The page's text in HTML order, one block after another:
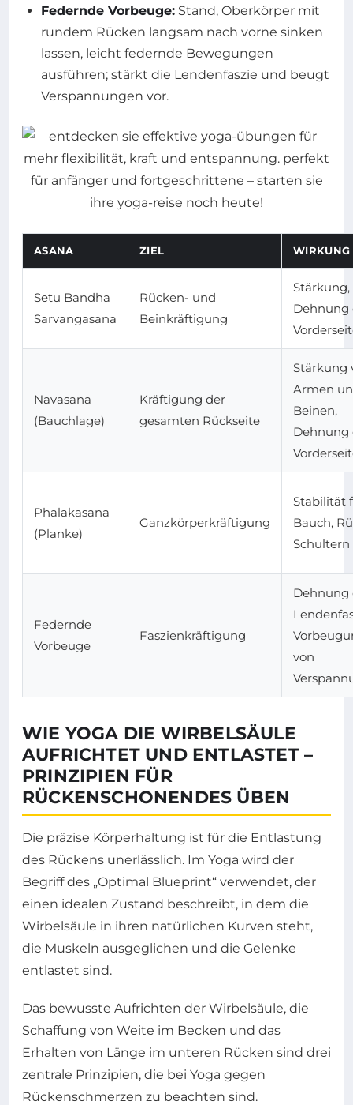
Federnde Vorbeuge: Stand, Oberkörper mit
rundem Rücken langsam nach vorne sinken
lassen, leicht federnde Bewegungen
ausführen; stärkt die Lendenfaszie und beugt
Verspannungen vor.
ASANA ZIEL WIRKUNG
Setu Bandha
Sarvangasana
Rücken- und
Beinkräftigung
Stärkung,
Dehnung
Navasana
(Bauchlage)
Kräftigung der
gesamten Rückseite
Stärkung
Armen
Beinen,
Dehnung
Phalakasana
(Planke)
Ganzkörperkräftigung
Stabilität
Bauch,
Schultern
Federnde
Vorbeuge
Faszienkräftigung
Dehnung
von
WIE YOGA DIE WIRBELSÄULE
AUFRICHTET UND ENTLASTET –
PRINZIPIEN FÜR
RÜCKENSCHONENDES ÜBEN
Die präzise Körperhaltung ist für die Entlastung
des Rückens unerlässlich. Im Yoga wird der
Begriff des „Optimal Blueprint“ verwendet, der
einen idealen Zustand beschreibt, in dem die
Wirbelsäule in ihren natürlichen Kurven steht,
die Muskeln ausgeglichen und die Gelenke
entlastet sind.
Das bewusste Aufrichten der Wirbelsäule, die
Schaffung von Weite im Becken und das
Erhalten von Länge im unteren Rücken sind drei
zentrale Prinzipien, die bei Yoga gegen
Rückenschmerzen zu beachten sind.